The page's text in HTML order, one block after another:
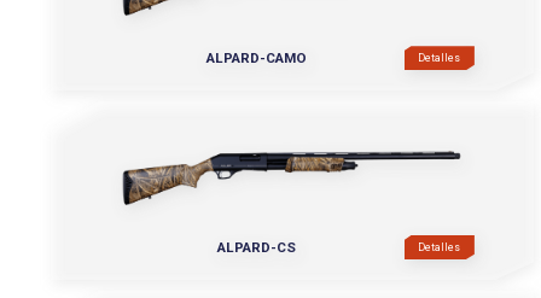
ALPARD-CAMO Detalles
ALPARD-CS Detalles